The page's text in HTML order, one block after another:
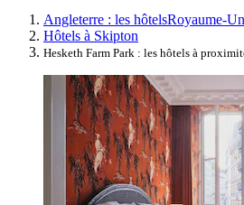
Angleterre : les hôtelsRoyaume-
Hôtels à Skipton
Hesketh Farm Park : les hôtels à